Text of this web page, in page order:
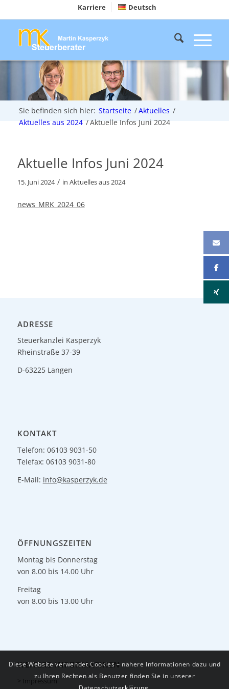
Karriere Deutsch
Sie befinden sich hier: Startseite /Aktuelles /
Aktuelles aus 2024 /Aktuelle Infos Juni 2024
Aktuelle Infos Juni 2024
15. Juni 2024 / in Aktuelles aus 2024
news_MRK_2024_06
ADRESSE
Steuerkanzlei Kasperzyk
Rheinstraße 37-39
D-63225 Langen
KONTAKT
Telefon: 06103 9031-50
Telefax: 06103 9031-80
E-Mail: info@kasperzyk.de
ÖFFNUNGSZEITEN
Montag bis Donnerstag
von 8.00 bis 14.00 Uhr
Freitag
von 8.00 bis 13.00 Uhr
WEITERE INFORMATINEN
> Impressum
Diese Website verwendet Cookies – nähere Informationen dazu und
zu Ihren Rechten als Benutzer finden Sie in unserer